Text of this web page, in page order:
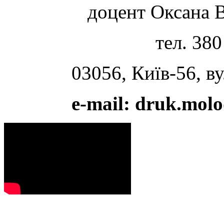
доцент Оксана
тел. 38
03056, Київ-56,
e-mail: druk.